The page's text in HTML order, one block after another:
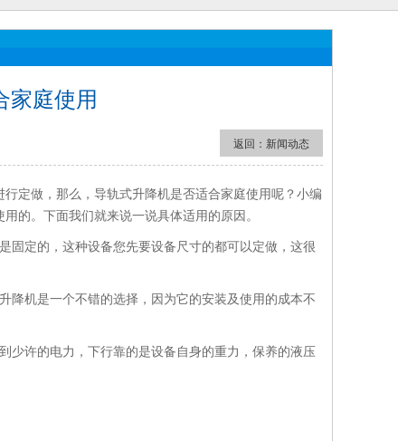
家庭使用
返回： 新闻动态
定做，那么，导轨式升降机是否适合家庭使用呢？小编
的。下面我们就来说一说具体适用的原因。
固定的，这种设备您先要设备尺寸的都可以定做，这很
降机是一个不错的选择，因为它的安装及使用的成本不
少许的电力，下行靠的是设备自身的重力，保养的液压